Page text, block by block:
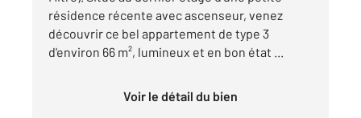
résidence récente avec ascenseur, venez
découvrir ce bel appartement de type 3
d'environ 66 m², lumineux et en bon état ...
Voir le détail du bien